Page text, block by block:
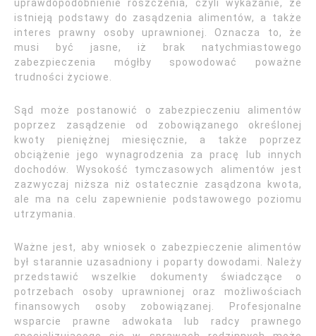
uprawdopodobnienie roszczenia, czyli wykazanie, że
istnieją podstawy do zasądzenia alimentów, a także
interes prawny osoby uprawnionej. Oznacza to, że
musi być jasne, iż brak natychmiastowego
zabezpieczenia mógłby spowodować poważne
trudności życiowe.
Sąd może postanowić o zabezpieczeniu alimentów
poprzez zasądzenie od zobowiązanego określonej
kwoty pieniężnej miesięcznie, a także poprzez
obciążenie jego wynagrodzenia za pracę lub innych
dochodów. Wysokość tymczasowych alimentów jest
zazwyczaj niższa niż ostatecznie zasądzona kwota,
ale ma na celu zapewnienie podstawowego poziomu
utrzymania.
Ważne jest, aby wniosek o zabezpieczenie alimentów
był starannie uzasadniony i poparty dowodami. Należy
przedstawić wszelkie dokumenty świadczące o
potrzebach osoby uprawnionej oraz możliwościach
finansowych osoby zobowiązanej. Profesjonalne
wsparcie prawne adwokata lub radcy prawnego